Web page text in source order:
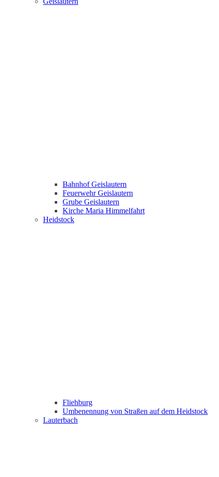
Bahnhof Geislautern
Feuerwehr Geislautern
Grube Geislautern
Kirche Maria Himmelfahrt
Heidstock
Fliehburg
Umbenennung von Straßen auf dem Heidstock
Lauterbach